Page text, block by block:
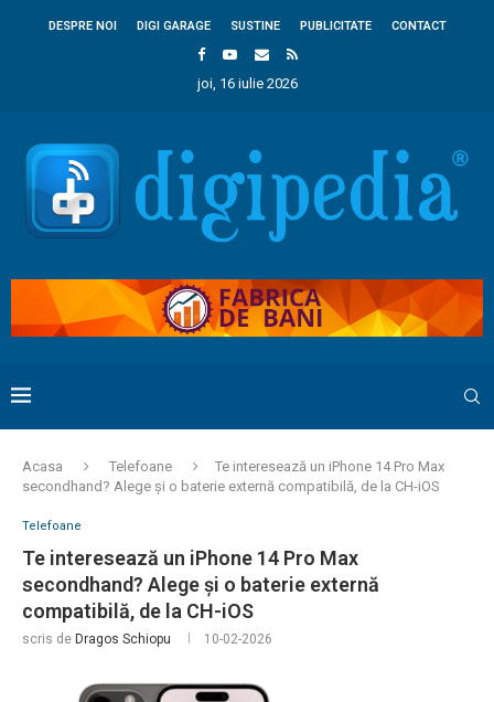
DESPRE NOI DIGI GARAGE SUSTINE PUBLICITATE CONTACT
joi, 16 iulie 2026
Acasa Telefoane
Te interesează un iPhone 14 Pro Max
secondhand? Alege și o baterie externă compatibilă, de la CH-iOS
Telefoane
Te interesează un iPhone 14 Pro Max
secondhand? Alege și o baterie externă
compatibilă, de la CH-iOS
scris de Dragos Schiopu 10-02-2026